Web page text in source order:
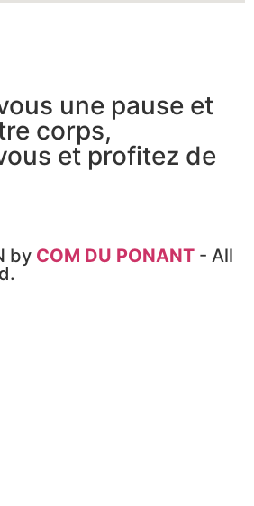
une pause et
corps,
et profitez de
by COM DU PONANT - All